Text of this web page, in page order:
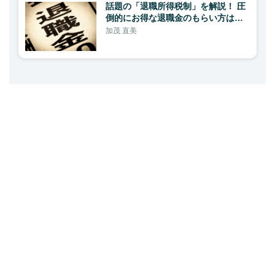
話題の「退職所得税制」を解説！ 圧
倒的にお得な退職金のもらい方は…
加茂 直美